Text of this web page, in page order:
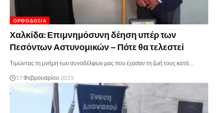
ΟΡΘΟΔΟΞΊΑ
Χαλκίδα: Επιμνημόσυνη δέηση υπέρ των
Πεσόντων Αστυνομικών – Πότε θα τελεστεί
Τιμώντας τη μνήμη των συναδέλφων μας που έχασαν τη ζωή τους κατά…
17 Φεβρουαρίου 2025